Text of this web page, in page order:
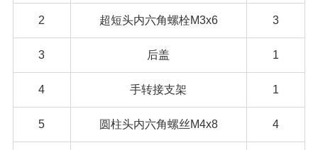
2 超短头内六角螺栓M3x6 3
3 后盖 1
4 手转接支架 1
5 圆柱头内六角螺丝M4x8 4